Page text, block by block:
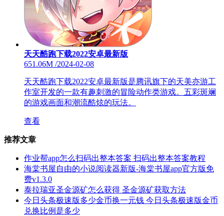
天天酷跑下载2022安卓最新版
651.06M /2024-02-08
天天酷跑下载2022安卓最新版是腾讯旗下的天美亦游工
作室开发的一款有趣刺激的冒险动作类游戏。五彩斑斓
的游戏画面和潮流酷炫的玩法。
查看
推荐文章
作业帮app怎么扫码出整本答案 扫码出整本答案教程
海棠书屋自由的小说阅读器新版-海棠书屋app官方版免
费v1.3.0
泰拉瑞亚圣金源矿怎么获得 圣金源矿获取方法
今日头条极速版多少金币换一元钱 今日头条极速版金币
兑换比例是多少